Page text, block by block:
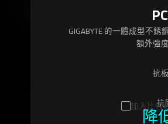
加入比較
GIGABYTE 的一體成型不
額外強
抗
抗
降